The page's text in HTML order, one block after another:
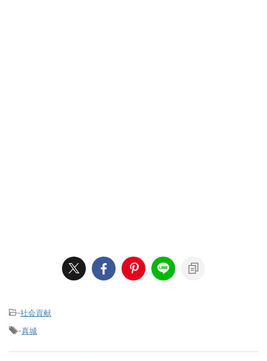
-社会貢献
-真城